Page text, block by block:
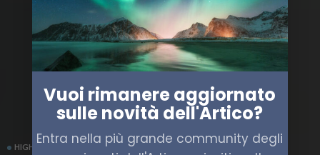
HIGH NORTH SHIPPING TRASPORTO
Vuoi rimanere aggiornato
sulle novità dell'Artico?
Entra nella più grande community degli